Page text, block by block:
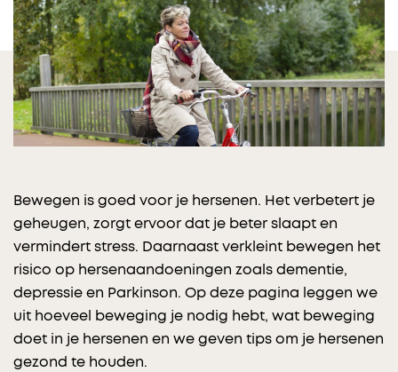
Bewegen is goed voor je hersenen. Het verbetert je
geheugen, zorgt ervoor dat je beter slaapt en
vermindert stress. Daarnaast verkleint bewegen het
risico op hersenaandoeningen zoals dementie,
depressie en Parkinson. Op deze pagina leggen we
uit hoeveel beweging je nodig hebt, wat beweging
doet in je hersenen en we geven tips om je hersenen
gezond te houden.